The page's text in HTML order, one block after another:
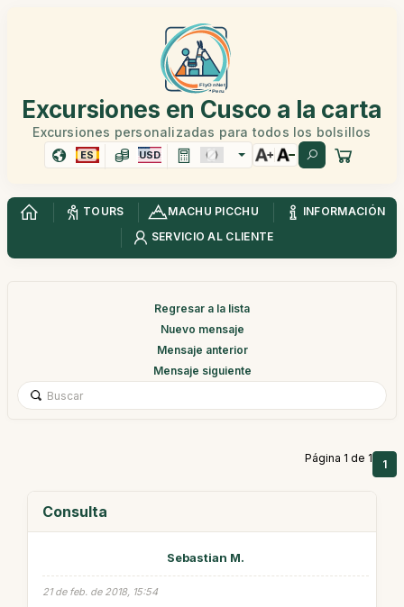
Excursiones en Cusco a la carta
Excursiones personalizadas para todos los bolsillos
ES USD
TOURS MACHU PICCHU
INFORMACIÓN
SERVICIO AL CLIENTE
Regresar a la lista
Nuevo mensaje
Mensaje anterior
Mensaje siguiente
Página 1 de 1 1
Consulta
Sebastian M.
21 de feb. de 2018, 15:54